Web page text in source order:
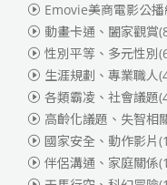
Emovie美商電影公播網(
動畫卡通、闔家觀賞
性別平等、多元性別
生涯規劃、專業職人
各類霸凌、社會議題
高齡化議題、失智相
國家安全、動作影片
伴侶溝通、家庭關係